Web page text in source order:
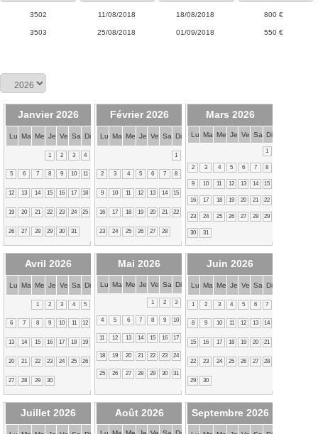
3502 11/08/2018 18/08/2018 800 €
3503 25/08/2018 01/09/2018 550 €
Janvier 2026
Lu Ma Me Je Ve Sa Di
1 2 3 4
5 6 7 8 9 10 11
12 13 14 15 16 17 18
19 20 21 22 23 24 25
26 27 28 29 30 31
Février 2026
Lu Ma Me Je Ve Sa Di
1
2 3 4 5 6 7 8
9 10 11 12 13 14 15
16 17 18 19 20 21 22
23 24 25 26 27 28
Mars 2026
Lu Ma Me Je Ve Sa Di
1
2 3 4 5 6 7 8
9 10 11 12 13 14 15
16 17 18 19 20 21 22
23 24 25 26 27 28 29
30 31
Avril 2026
Lu Ma Me Je Ve Sa Di
1 2 3 4 5
6 7 8 9 10 11 12
13 14 15 16 17 18 19
20 21 22 23 24 25 26
27 28 29 30
Mai 2026
Lu Ma Me Je Ve Sa Di
1 2 3
4 5 6 7 8 9 10
11 12 13 14 15 16 17
18 19 20 21 22 23 24
25 26 27 28 29 30 31
Juin 2026
Lu Ma Me Je Ve Sa Di
1 2 3 4 5 6 7
8 9 10 11 12 13 14
15 16 17 18 19 20 21
22 23 24 25 26 27 28
29 30
Juillet 2026 Août 2026 Septembre 2026